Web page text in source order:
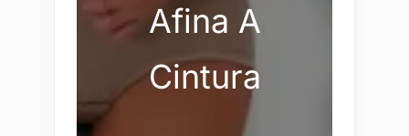
Afina A
Cintura